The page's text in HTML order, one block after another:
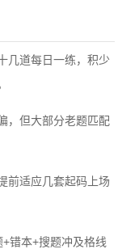
几道每日一练，积少
，但大部分老题匹配
前适应几套起码上场
错本+搜题冲及格线